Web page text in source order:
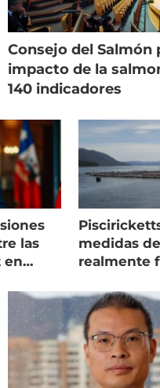
Consejo del Salmón
impacto de la
140 indicadores
las
en
medidas
realmente